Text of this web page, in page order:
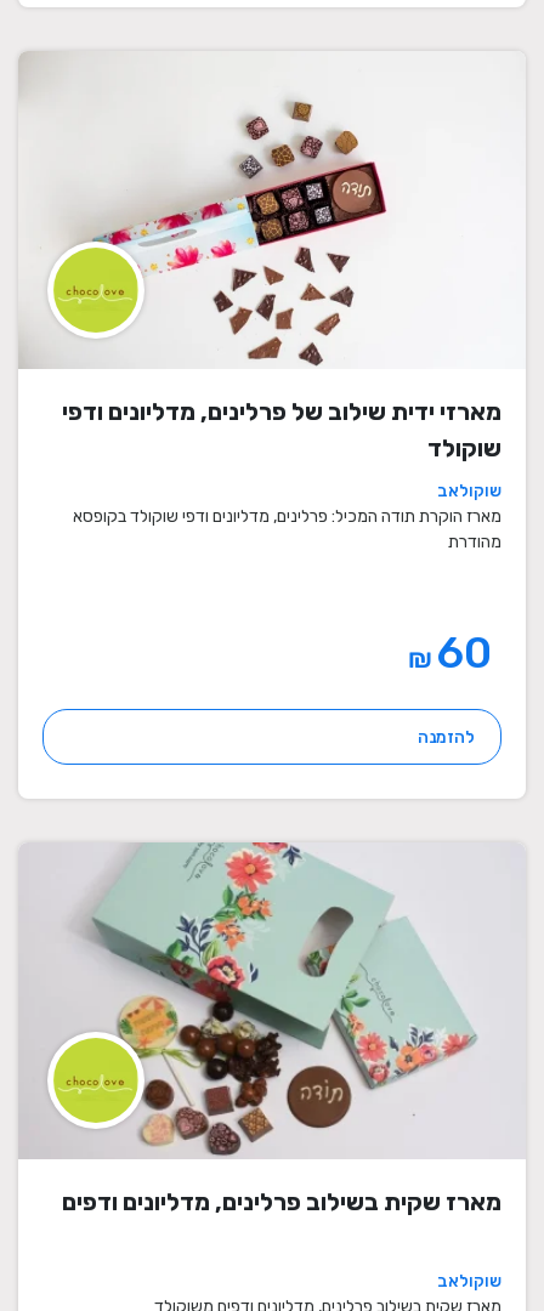
מארזי ידית שילוב של פרלינים, מדליונים ודפי
שוקולד
שוקולאב
מארז הוקרת תודה המכיל: פרלינים, מדליונים ודפי שוקולד בקופסא
מהודרת
₪
להזמנה
מארז שקית בשילוב פרלינים, מדליונים ודפים
שוקולאב
מארז שקית בשילוב פרלינים, מדליונים ודפים משוקולד